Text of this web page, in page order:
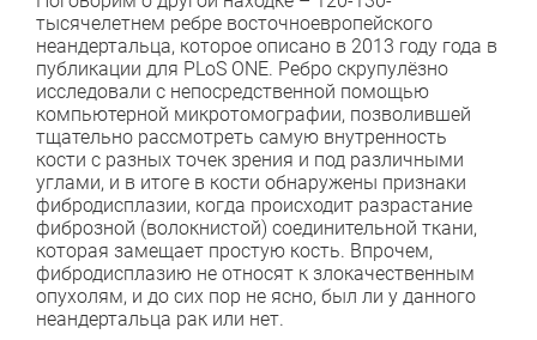
тысячелетнем ребре восточноевропейского
неандертальца, которое описано в 2013 году года в
публикации для PLoS ONE. Ребро скрупулёзно
исследовали с непосредственной помощью
компьютерной микротомографии, позволившей
тщательно рассмотреть самую внутренность
кости с разных точек зрения и под различными
углами, и в итоге в кости обнаружены признаки
фибродисплазии, когда происходит разрастание
фиброзной (волокнистой) соединительной ткани,
которая замещает простую кость. Впрочем,
фибродисплазию не относят к злокачественным
опухолям, и до сих пор не ясно, был ли у данного
неандертальца рак или нет.